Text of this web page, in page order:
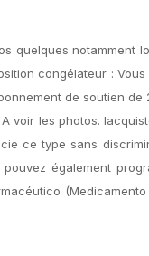
quelques notamment
congélateur : Vous
de soutien
voir les photos.
ce type sans
également